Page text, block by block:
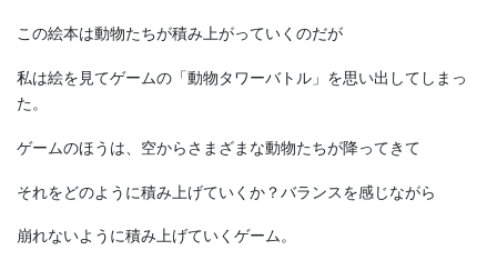
この絵本は動物たちが積み上がっていくのだが
私は絵を見てゲームの「動物タワーバトル」を思い出してしまっ
た。
ゲームのほうは、空からさまざまな動物たちが降ってきて
それをどのように積み上げていくか？バランスを感じながら
崩れないように積み上げていくゲーム。